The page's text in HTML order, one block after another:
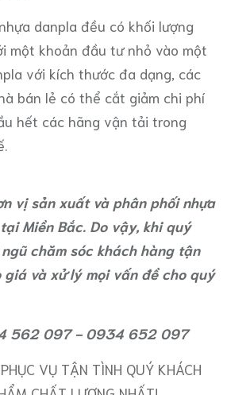
danpla đều có khối lượng
một khoản đầu tư nhỏ vào một
với kích thước đa dạng, các
bán lẻ có thể cắt giảm chi phí
hết các hãng vận tải trong
vị sản xuất và phân phối nhựa
Miền Bắc. Do vậy, khi quý
chăm sóc khách hàng tận
và xử lý mọi vấn đề cho quý
562 097 - 0934 652 097
VỤ TẬN TÌNH QUÝ KHÁCH